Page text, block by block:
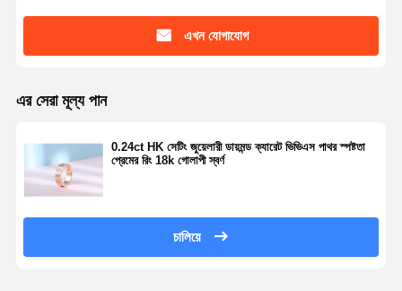
১৪ কিলোগ্রাম সোনার মালা
কাস্টম প্ল্যাটিনাম জুয়েলারী
এখন যোগাযোগ
এর সেরা মূল্য পান
0.24ct HK সেটিং জুয়েলারী ডায়মন্ড ক্যারেট ভিভিএস পাথর স্পষ্টতা
প্রেমের রিং 18k গোলাপী স্বর্ণ
চালিয়ে